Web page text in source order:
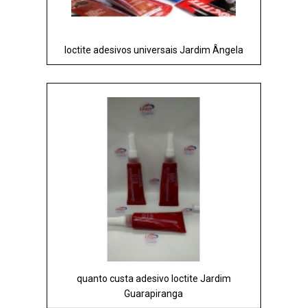
loctite adesivos universais Jardim Ângela
quanto custa adesivo loctite Jardim
Guarapiranga